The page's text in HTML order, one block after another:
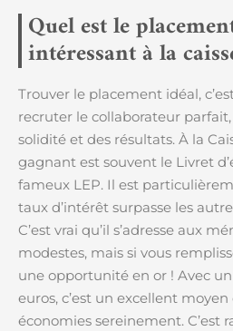
Quel est le
intéressant à la
Trouver le placement idéal,
recruter le collaborateur
solidité et des résultats. À la
gagnant est souvent le Livret
fameux LEP. Il est
taux d’intérêt surpasse les
C’est vrai qu’il s’adresse aux
modestes, mais si vous
une opportunité en or ! Avec
euros, c’est un excellent
économies sereinement. C’est